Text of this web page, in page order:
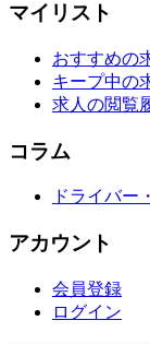
マイリスト
おすすめの
キープ中の
求人の閲覧
コラム
ドライバー
アカウント
会員登録
ログイン